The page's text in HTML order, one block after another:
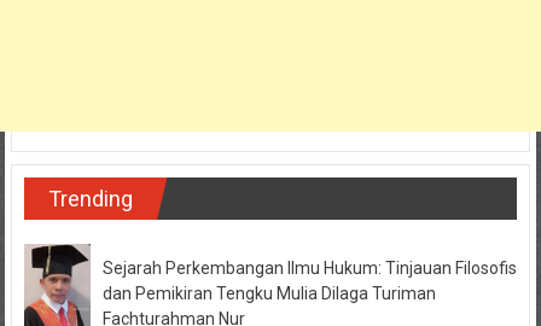
Trending
Sejarah Perkembangan Ilmu Hukum: Tinjauan Filosofis
dan Pemikiran Tengku Mulia Dilaga Turiman
Fachturahman Nur